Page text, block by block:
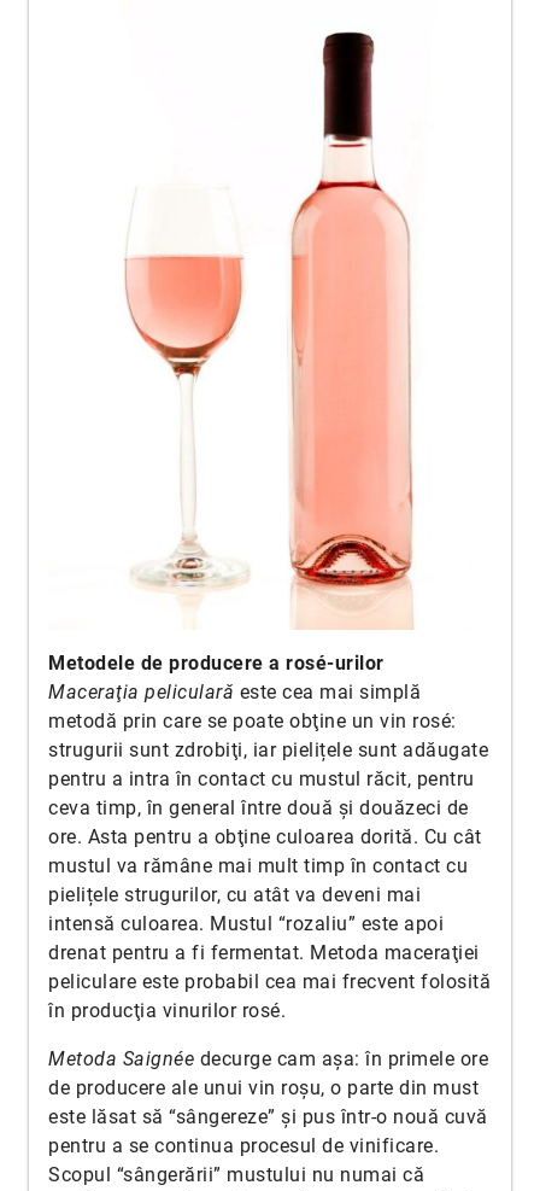
Metodele de producere a rosé-urilor
Maceraţia peliculară este cea mai simplă
metodă prin care se poate obţine un vin rosé:
strugurii sunt zdrobiţi, iar pielițele sunt adăugate
pentru a intra în contact cu mustul răcit, pentru
ceva timp, în general între două şi douăzeci de
ore. Asta pentru a obţine culoarea dorită. Cu cât
mustul va rămâne mai mult timp în contact cu
pielițele strugurilor, cu atât va deveni mai
intensă culoarea. Mustul “rozaliu” este apoi
drenat pentru a fi fermentat. Metoda maceraţiei
peliculare este probabil cea mai frecvent folosită
în producţia vinurilor rosé.
Metoda Saignée decurge cam aşa: în primele ore
de producere ale unui vin roșu, o parte din must
este lăsat să “sângereze” şi pus într-o nouă cuvă
pentru a se continua procesul de vinificare.
Scopul “sângerării” mustului nu numai că